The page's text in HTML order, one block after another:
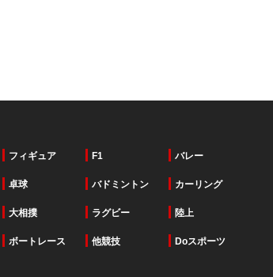
フィギュア F1 バレー
卓球 バドミントン カーリング
大相撲 ラグビー 陸上
ボートレース 他競技 Doスポーツ